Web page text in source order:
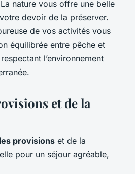
nature vous offre une belle
devoir de la préserver.
de vos activités vous
équilibrée entre pêche et
l’environnement
et de la
provisions et de la
pour un séjour agréable,